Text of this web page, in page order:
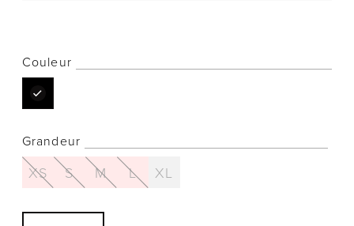
Politiques de cookies
Politique de confidentialité
Couleur
Grandeur
XS S M L XL